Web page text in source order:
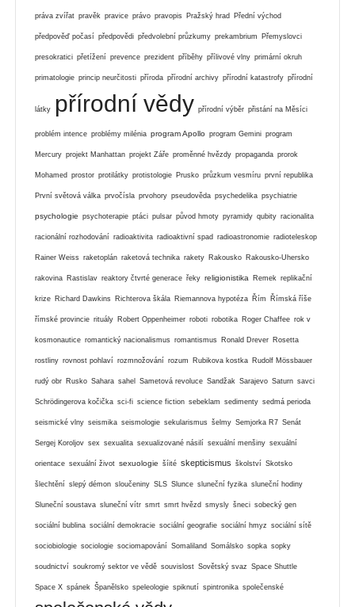
práva zvířat pravěk pravice právo pravopis Pražský hrad Přední východ
předpověď počasí předpovědi předvolební průzkumy prekambrium Přemyslovci
presokratici přetížení prevence prezident příběhy přílivové vlny primární okruh
primatologie princip neurčitosti příroda přírodní archivy přírodní katastrofy přírodní
látky přírodní vědy přírodní výběr přistání na Měsíci
problém intence problémy milénia program Apollo program Gemini program
Mercury projekt Manhattan projekt Záře proměnné hvězdy propaganda prorok
Mohamed prostor protilátky protistologie Prusko průzkum vesmíru první republika
První světová válka prvočísla prvohory pseudověda psychedelika psychiatrie
psychologie psychoterapie ptáci pulsar původ hmoty pyramidy qubity racionalita
racionální rozhodování radioaktivita radioaktivní spad radioastronomie radioteleskop
Rainer Weiss raketoplán raketová technika rakety Rakousko Rakousko-Uhersko
rakovina Rastislav reaktory čtvrté generace řeky religionistika Remek replikační
krize Richard Dawkins Richterova škála Riemannova hypotéza Řím Římská říše
římské provincie rituály Robert Oppenheimer roboti robotika Roger Chaffee rok v
kosmonautice romantický nacionalismus romantismus Ronald Drever Rosetta
rostliny rovnost pohlaví rozmnožování rozum Rubikova kostka Rudolf Mössbauer
rudý obr Rusko Sahara sahel Sametová revoluce Sandžak Sarajevo Saturn savci
Schrödingerova kočička sci-fi science fiction sebeklam sedimenty sedmá perioda
seismické vlny seismika seismologie sekularismus šelmy Semjorka R7 Senát
Sergej Koroljov sex sexualita sexualizované násilí sexuální menšiny sexuální
orientace sexuální život sexuologie šíité skepticismus školství Skotsko
šlechtění slepý démon sloučeniny SLS Slunce sluneční fyzika sluneční hodiny
Sluneční soustava sluneční vítr smrt smrt hvězd smysly šneci sobecký gen
sociální bublina sociální demokracie sociální geografie sociální hmyz sociální sítě
sociobiologie sociologie sociomapování Somaliland Somálsko sopka sopky
soudnictví soukromý sektor ve vědě souvislost Sovětský svaz Space Shuttle
Space X spánek Španělsko speleologie spiknutí spintronika společenské